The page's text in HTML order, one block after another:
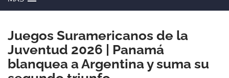
Juegos Suramericanos de la
Juventud 2026 | Panamá
blanquea a Argentina y suma su